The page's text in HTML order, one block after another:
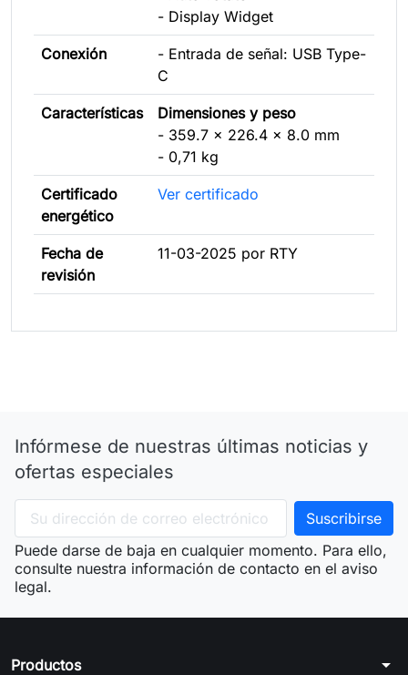
- Display Widget
Conexión
- Entrada de señal: USB Type-
C
Características
Dimensiones y peso
- 359.7 x 226.4 x 8.0 mm
- 0,71 kg
Certificado
energético
Ver certificado
Fecha de
revisión
11-03-2025 por RTY
Infórmese de nuestras últimas noticias y
ofertas especiales
Puede darse de baja en cualquier momento. Para ello,
consulte nuestra información de contacto en el aviso
legal.
Productos arrow_drop_down